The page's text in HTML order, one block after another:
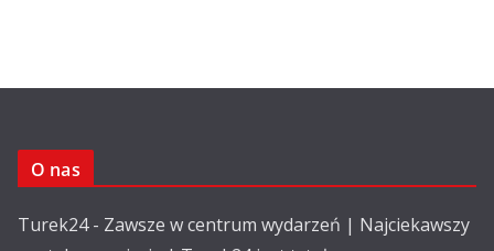
O nas
Turek24 - Zawsze w centrum wydarzeń | Najciekawszy